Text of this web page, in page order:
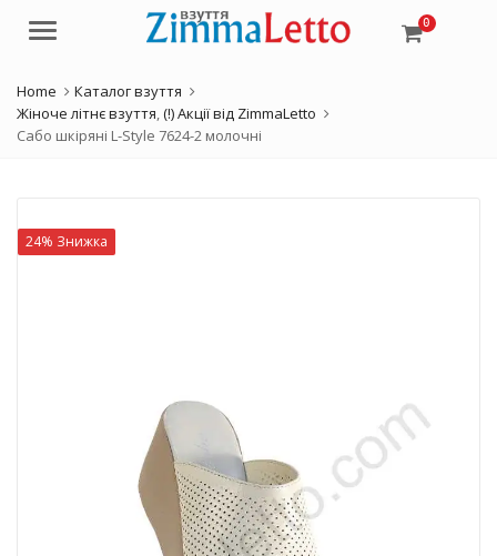
Menu 0
Home
Каталог взуття
Жіноче літнє взуття,(!) Акції від ZimmaLetto
Сабо шкіряні L-Style 7624-2 молочні
24% Знижка